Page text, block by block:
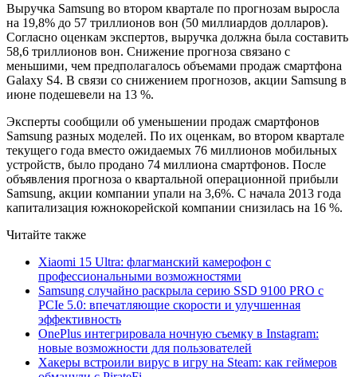
Выручка Samsung во втором квартале по прогнозам выросла
на 19,8% до 57 триллионов вон (50 миллиардов долларов).
Согласно оценкам экспертов, выручка должна была составить
58,6 триллионов вон. Снижение прогноза связано с
меньшими, чем предполагалось объемами продаж смартфона
Galaxy S4. В связи со снижением прогнозов, акции Samsung в
июне подешевели на 13 %.
Эксперты сообщили об уменьшении продаж смартфонов
Samsung разных моделей. По их оценкам, во втором квартале
текущего года вместо ожидаемых 76 миллионов мобильных
устройств, было продано 74 миллиона смартфонов. После
объявления прогноза о квартальной операционной прибыли
Samsung, акции компании упали на 3,6%. С начала 2013 года
капитализация южнокорейской компании снизилась на 16 %.
Читайте также
Xiaomi 15 Ultra: флагманский камерофон с
профессиональными возможностями
Samsung случайно раскрыла серию SSD 9100 PRO с
PCIe 5.0: впечатляющие скорости и улучшенная
эффективность
OnePlus интегрировала ночную съемку в Instagram:
новые возможности для пользователей
Хакеры встроили вирус в игру на Steam: как геймеров